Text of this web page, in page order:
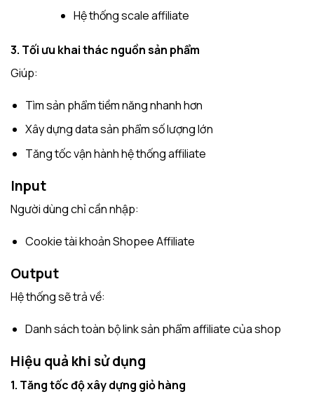
Hệ thống scale affiliate
3. Tối ưu khai thác nguồn sản phẩm
Giúp:
Tìm sản phẩm tiềm năng nhanh hơn
Xây dựng data sản phẩm số lượng lớn
Tăng tốc vận hành hệ thống affiliate
Input
Người dùng chỉ cần nhập:
Cookie tài khoản Shopee Affiliate
Output
Hệ thống sẽ trả về:
Danh sách toàn bộ link sản phẩm affiliate của shop
Hiệu quả khi sử dụng
1. Tăng tốc độ xây dựng giỏ hàng